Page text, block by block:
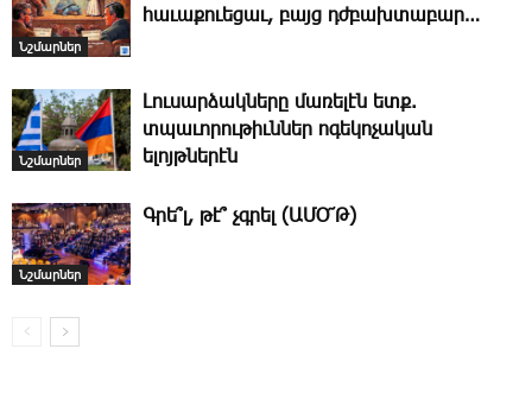
Նշմարներ
հա­ւա­քո­ւե­ցաւ, բայց դժբախ­տա­բար…
Նշմարներ
­Լուսարձակները մառելէն ետք.
տպաւորութիւններ ոգեկոչական
ելոյթներէն
Նշմարներ
Գ­րե՞լ, թէ՞ չգրել (ԱՄՕ՜Թ)